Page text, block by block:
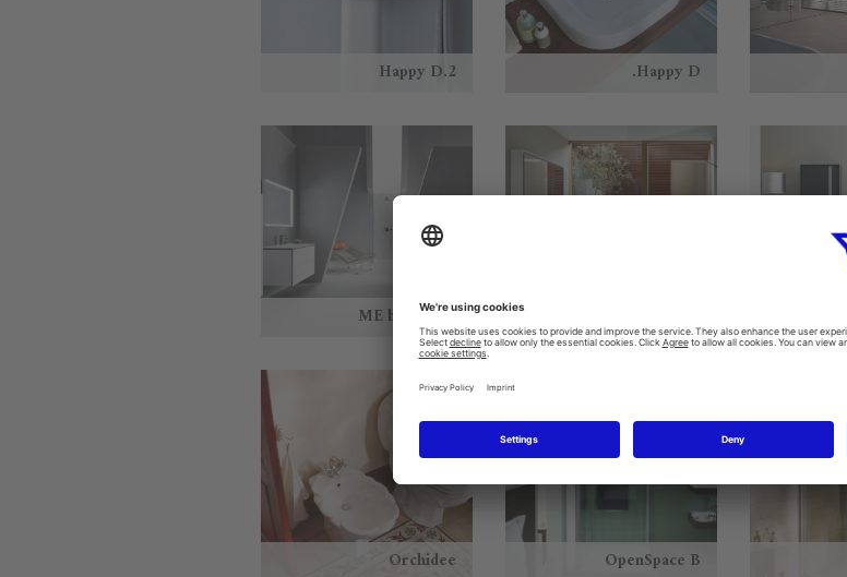
Happy D.
Happy D.2
ME by Starck
OpenSpace B
Orchidee